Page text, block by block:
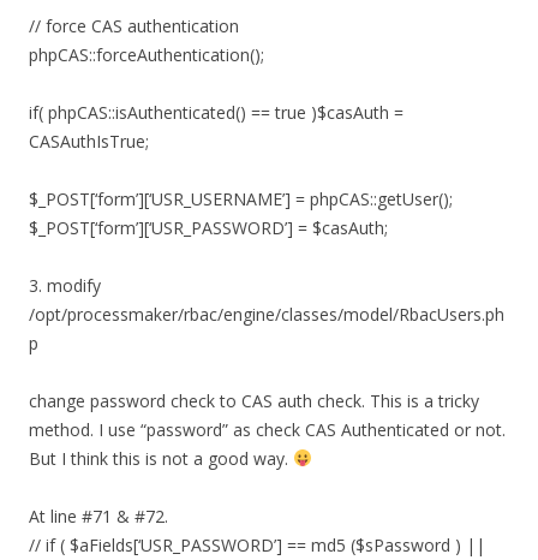
// force CAS authentication
phpCAS::forceAuthentication();
if( phpCAS::isAuthenticated() == true )$casAuth =
CASAuthIsTrue;
$_POST[‘form’][‘USR_USERNAME’] = phpCAS::getUser();
$_POST[‘form’][‘USR_PASSWORD’] = $casAuth;
3. modify
/opt/processmaker/rbac/engine/classes/model/RbacUsers.ph
p
change password check to CAS auth check. This is a tricky
method. I use “password” as check CAS Authenticated or not.
But I think this is not a good way.
At line #71 & #72.
// if ( $aFields[‘USR_PASSWORD’] == md5 ($sPassword ) ||